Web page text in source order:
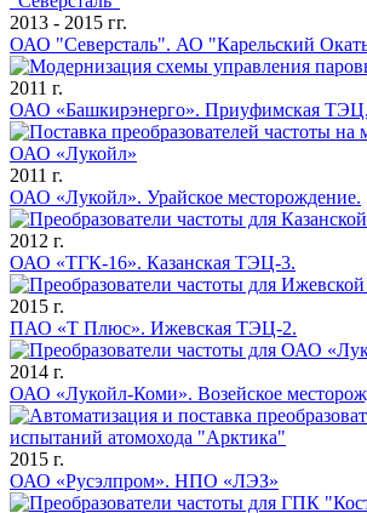
2013 - 2015 гг.
ОАО "Северсталь". АО "Карельский
2011 г.
ОАО «Башкирэнерго». Приуфимская
2011 г.
ОАО «Лукойл». Урайское месторождение.
2012 г.
ОАО «ТГК-16». Казанская ТЭЦ-3.
2015 г.
ПАО «Т Плюс». Ижевская ТЭЦ-2.
2014 г.
ОАО «Лукойл-Коми». Возейское
2015 г.
ОАО «Русэлпром». НПО «ЛЭЗ»